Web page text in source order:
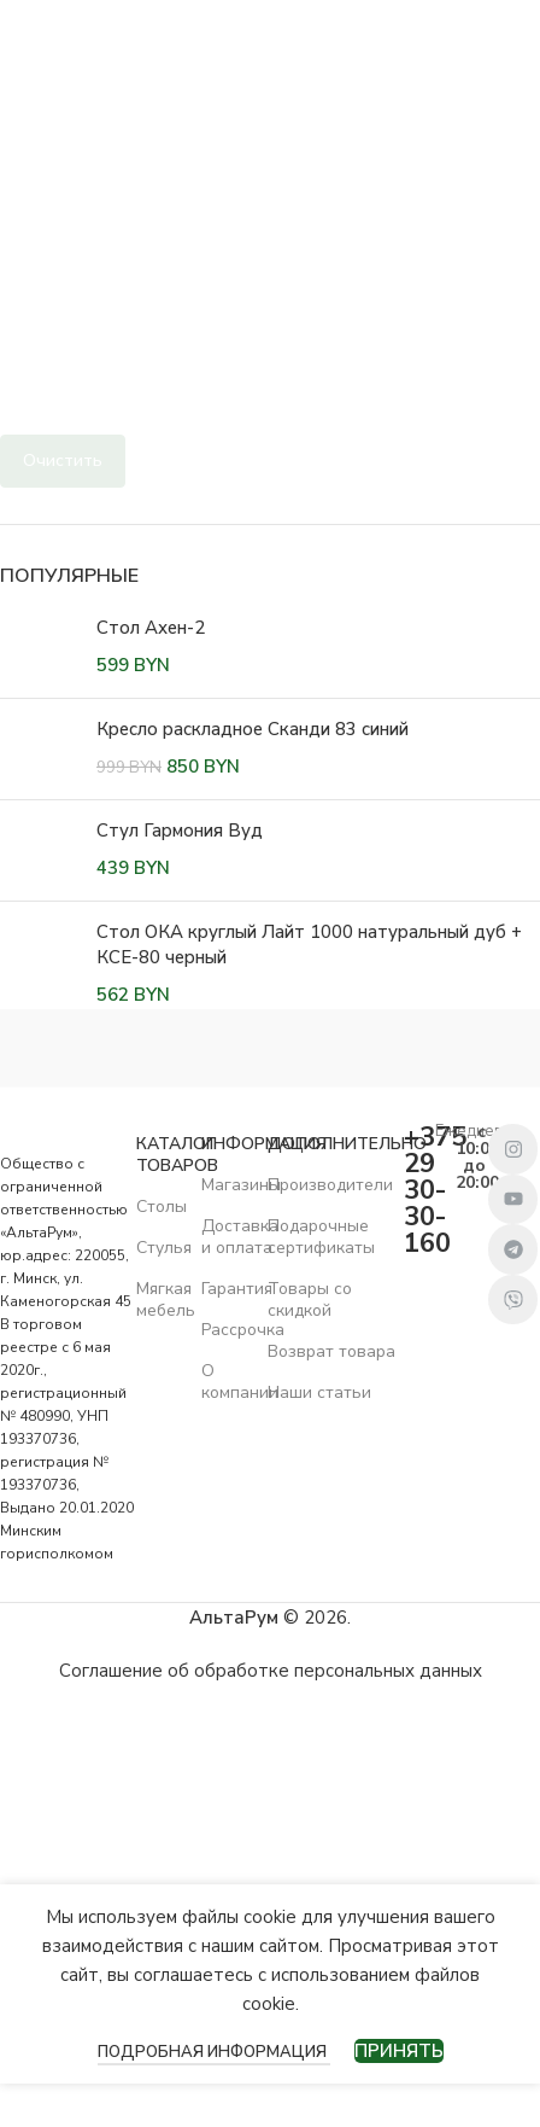
ПОПУЛЯРНЫЕ
Стол Ахен-2
599 BYN
Кресло раскладное Сканди 83 синий
999BYN 850 BYN
Стул Гармония Вуд
439 BYN
Стол ОКА круглый Лайт 1000 натуральный дуб +
КСЕ-80 черный
562 BYN
Общество с
ограниченной
ответственностью
«АльтаРум»,
юр.адрес: 220055,
г. Минск, ул.
Каменогорская 45
В торговом
реестре с 6 мая
2020г.,
регистрационный
№ 480990, УНП
193370736,
регистрация №
193370736,
Выдано 20.01.2020
Минским
горисполкомом
КАТАЛОГ
ТОВАРОВ
Столы
Стулья
Мягкая
мебель
ИНФОРМАЦИЯ
Магазины
Доставка
и оплата
Гарантия
Рассрочка
О
компании
ДОПОЛНИТЕЛЬНО
Производители
Подарочные
сертификаты
Товары со
скидкой
Возврат товара
Наши статьи
+375
29
30-
30-
160
Ежедневно
с
10:00
до
20:00
АльтаРум © 2026.
Соглашение об обработке персональных данных
Мы используем файлы cookie для улучшения вашего
взаимодействия с нашим сайтом. Просматривая этот
сайт, вы соглашаетесь с использованием файлов
cookie.
ПОДРОБНАЯ ИНФОРМАЦИЯ ПРИНЯТЬ